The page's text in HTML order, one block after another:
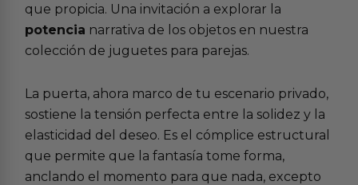
que propicia. Una invitación a explorar la
potencia narrativa de los objetos en nuestra
colección de juguetes para parejas.
La puerta, ahora marco de tu escenario privado,
sostiene la tensión perfecta entre la solidez y la
elasticidad del deseo. Es el cómplice estructural
que permite que la fantasía tome forma,
anclando el momento para que nada, excepto